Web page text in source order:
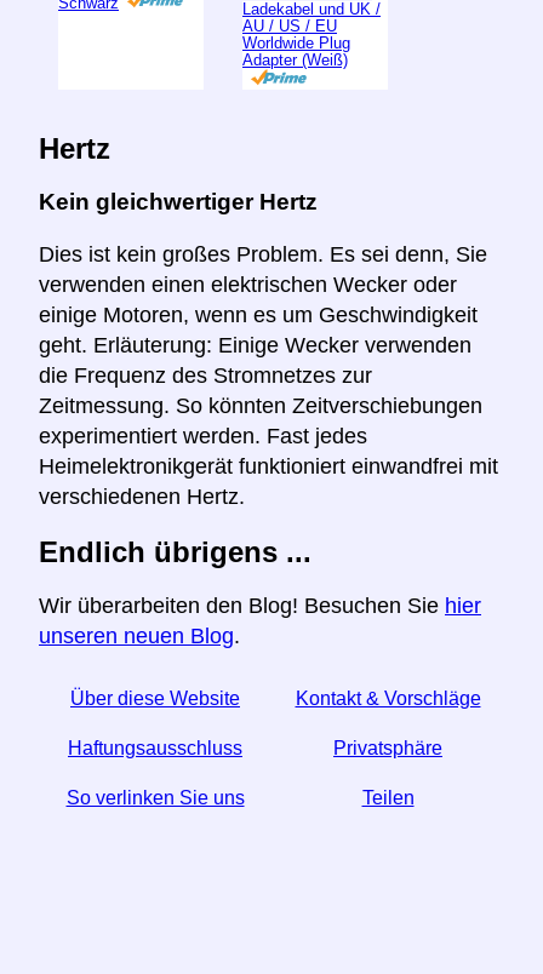
Ladekabel und UK /
AU / US / EU
Worldwide Plug
Adapter (Weiß)
Hertz
Kein gleichwertiger Hertz
Dies ist kein großes Problem. Es sei denn, Sie
verwenden einen elektrischen Wecker oder
einige Motoren, wenn es um Geschwindigkeit
geht. Erläuterung: Einige Wecker verwenden
die Frequenz des Stromnetzes zur
Zeitmessung. So könnten Zeitverschiebungen
experimentiert werden. Fast jedes
Heimelektronikgerät funktioniert einwandfrei mit
verschiedenen Hertz.
Endlich übrigens ...
Wir überarbeiten den Blog! Besuchen Sie hier
unseren neuen Blog.
Über diese Website Kontakt & Vorschläge
Haftungsausschluss Privatsphäre
So verlinken Sie uns Teilen